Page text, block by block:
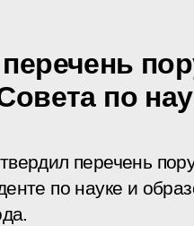
по
перечень
по науке и